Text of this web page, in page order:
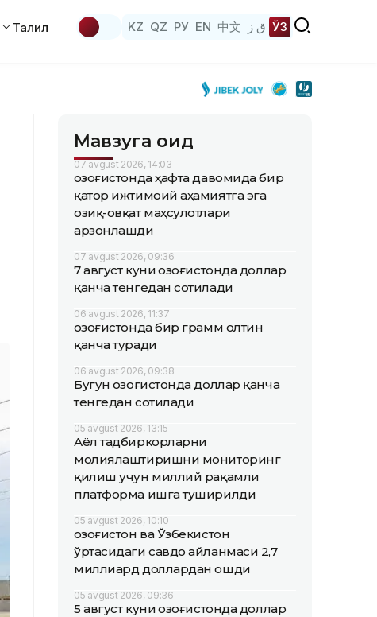
Таҳлил KZ QZ РУ EN 中文 ق ز ЎЗ
Мавзуга оид
07 avgust 2026, 14:03
Қозоғистонда ҳафта давомида бир
қатор ижтимоий аҳамиятга эга
озиқ-овқат маҳсулотлари
арзонлашди
07 avgust 2026, 09:36
7 август куни Қозоғистонда доллар
қанча тенгедан сотилади
06 avgust 2026, 11:37
Қозоғистонда бир грамм олтин
қанча туради
06 avgust 2026, 09:38
Бугун Қозоғистонда доллар қанча
тенгедан сотилади
05 avgust 2026, 13:15
Аёл тадбиркорларни
молиялаштиришни мониторинг
қилиш учун миллий рақамли
платформа ишга туширилди
05 avgust 2026, 10:10
Қозоғистон ва Ўзбекистон
ўртасидаги савдо айланмаси 2,7
миллиард доллардан ошди
05 avgust 2026, 09:36
5 август куни Қозоғистонда доллар